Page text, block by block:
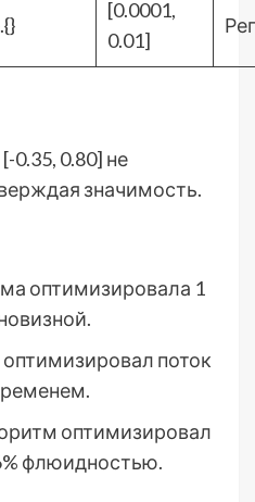
[0.0001,
0.01]
0.35, 0.80] не
значимость.
оптимизировала 1
поток
оптимизировал
флюидностью.